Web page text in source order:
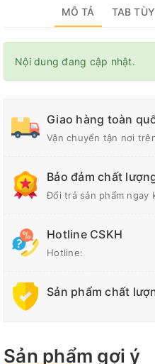
MÔ TẢ TAB
Nội dung đang cập nhật.
Giao hàng toàn
Vận chuyển tận nơi
Bảo đảm chất
Đổi trả sản phẩm ngay
Hotline CSKH
Hotline:
Sản phẩm chất
Sản phẩm gợi ý